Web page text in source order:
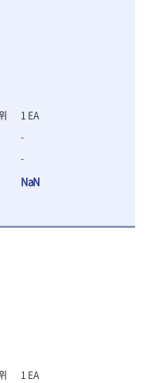
1 EA
-
-
NaN
1 EA